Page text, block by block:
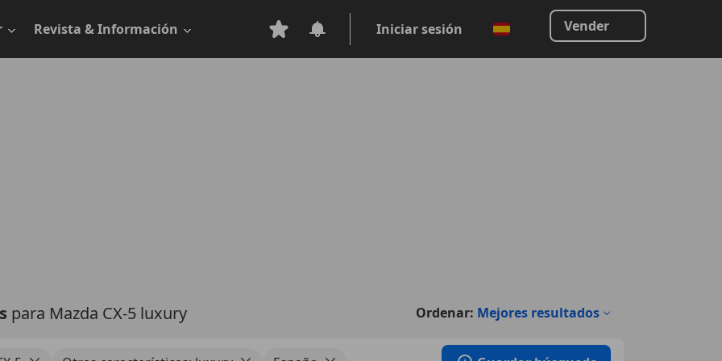
Revista & Información Iniciar sesión Vender
para Mazda CX-5 luxury Ordenar: Mejores resultados